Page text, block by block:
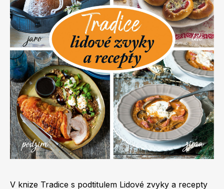
Apetit
Svět ženy
Marianne Bydlení
Marianne Venkov & styl
V knize Tradice s podtitulem Lidové zvyky a recepty